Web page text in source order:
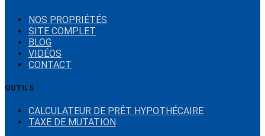
NOS PROPRIÉTÉS
SITE COMPLET
BLOG
VIDÉOS
CONTACT
OUTILS
CALCULATEUR DE PRÊT HYPOTHÉCAIRE
TAXE DE MUTATION